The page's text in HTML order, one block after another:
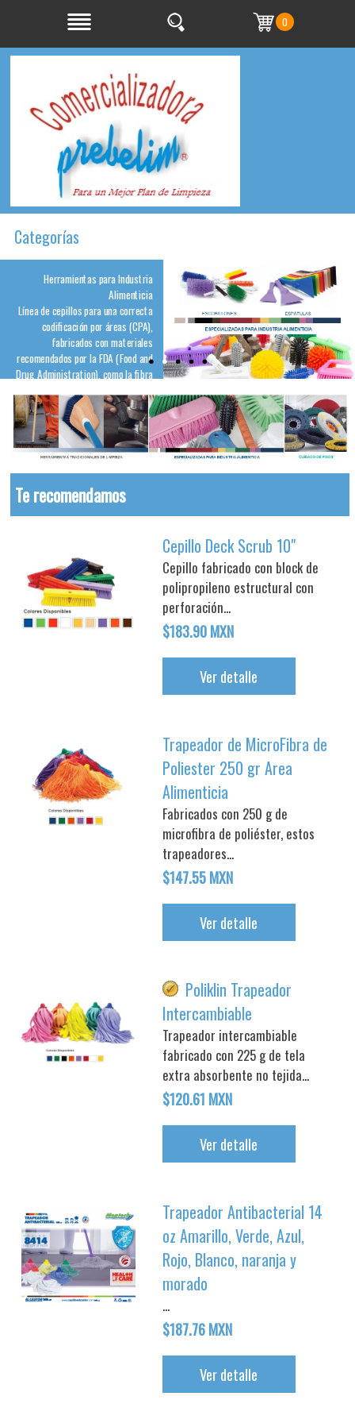
0
Categorías
Herramientas para Industria
Alimenticia
Línea de cepillos para una correcta
codificación por áreas (CPA),
fabricados con materiales
recomendados por la FDA (Food and
Drug Administration), como la fibra
los requisitos que una herramienta
que estará en contacto con
alimentos.
Te recomendamos
Cepillo Deck Scrub 10"
Cepillo fabricado con block de
polipropileno estructural con
perforación...
$183.90 MXN
Ver detalle
Trapeador de MicroFibra de
Poliester 250 gr Area
Alimenticia
Fabricados con 250 g de
microfibra de poliéster, estos
trapeadores...
$147.55 MXN
Ver detalle
Poliklin Trapeador
Intercambiable
Trapeador intercambiable
fabricado con 225 g de tela
extra absorbente no tejida...
$120.61 MXN
Ver detalle
Trapeador Antibacterial 14
oz Amarillo, Verde, Azul,
Rojo, Blanco, naranja y
morado
...
$187.76 MXN
Ver detalle